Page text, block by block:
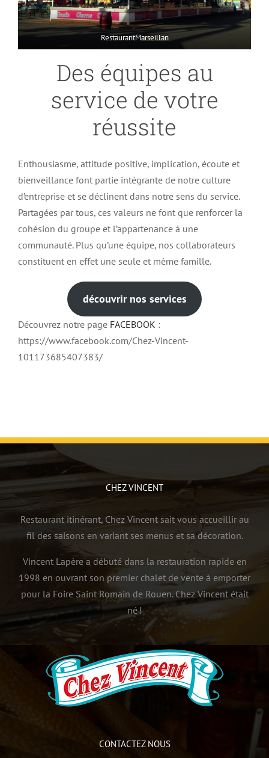
RestaurantMarseillan
Des équipes au
service de votre
réussite
Enthousiasme, attitude positive, implication, écoute et
bienveillance font partie intégrante de notre culture
d’entreprise et se déclinent dans notre sens du service.
Partagées par tous, ces valeurs ne font que renforcer la
cohésion du groupe et l’appartenance à une
communauté. Plus qu’une équipe, nos collaborateurs
constituent en effet une seule et même famille.
découvrir nos services
Découvrez notre page FACEBOOK :
https://www.facebook.com/Chez-Vincent-
101173685407383/
CHEZ VINCENT
Restaurant itinérant, Chez Vincent sait vous accueillir au
fil des saisons en variant ses menus et sa décoration.
Vincent Lapère a débuté dans la restauration rapide en
1998 en ouvrant son premier chalet de vente à emporter
pour la Foire Saint Romain de Rouen. Chez Vincent était
né !
CONTACTEZ NOUS